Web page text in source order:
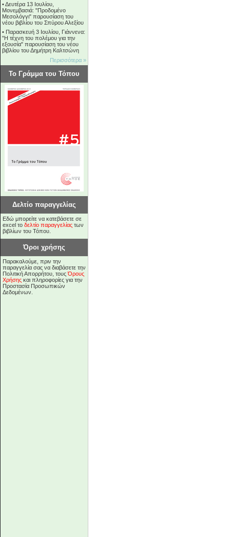
•Δευτέρα 13 Ιουλίου,
Μονεμβασιά: "Προδομένο
Μεσολόγγι" παρουσίαση του
νέου βιβλίου του Σπύρου Αλεξίου
• Παρασκευή 3 Ιουλίου, Γιάννενα:
"Η τέχνη του πολέμου για την
εξουσία" παρουσίαση του νέου
βιβλίου του Δημήτρη Καλτσώνη
Περισσότερα »
Το Γράμμα του Τόπου
Δελτίο παραγγελίας
Εδώ μπορείτε να κατεβάσετε σε
excel το δελτίο παραγγελίας των
βιβλίων του Τόπου.
Όροι χρήσης
Παρακαλούμε, πριν την
παραγγελία σας να διαβάσετε την
Πολιτική Απορρήτου, τουςΌρους
Χρήσης και πληροφορίες για την
Προστασία Προσωπικών
Δεδομένων.